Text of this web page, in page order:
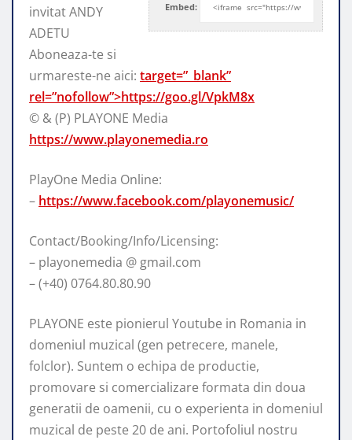
Embed:
invitat ANDY
ADETU
Aboneaza-te si
urmareste-ne aici: target=”_blank”
rel=”nofollow”>https://goo.gl/VpkM8x
© & (P) PLAYONE Media
https://www.playonemedia.ro
PlayOne Media Online:
– https://www.facebook.com/playonemusic/
Contact/Booking/Info/Licensing:
– playonemedia @ gmail.com
– (+40) 0764.80.80.90
PLAYONE este pionierul Youtube in Romania in
domeniul muzical (gen petrecere, manele,
folclor). Suntem o echipa de productie,
promovare si comercializare formata din doua
generatii de oamenii, cu o experienta in domeniul
muzical de peste 20 de ani. Portofoliul nostru